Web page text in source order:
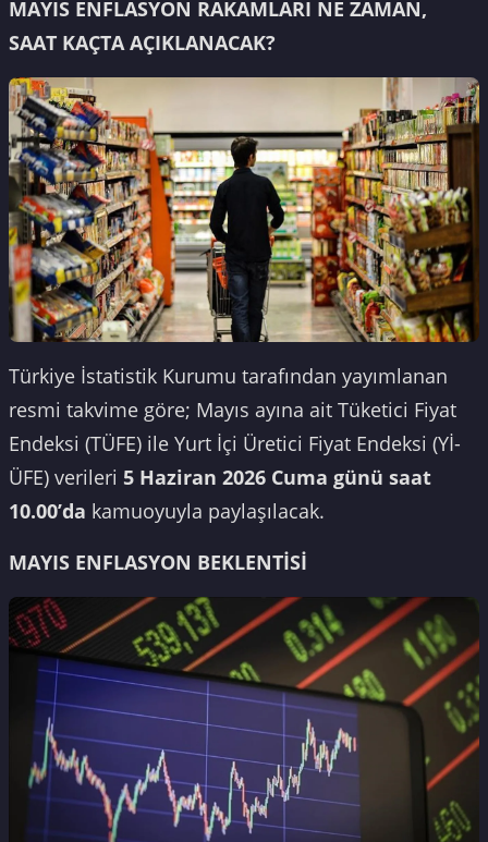
MAYIS ENFLASYON RAKAMLARI NE ZAMAN,
SAAT KAÇTA AÇIKLANACAK?
Türkiye İstatistik Kurumu tarafından yayımlanan
resmi takvime göre; Mayıs ayına ait Tüketici Fiyat
Endeksi (TÜFE) ile Yurt İçi Üretici Fiyat Endeksi (Yİ-
ÜFE) verileri 5 Haziran 2026 Cuma günü saat
10.00’da kamuoyuyla paylaşılacak.
MAYIS ENFLASYON BEKLENTİSİ